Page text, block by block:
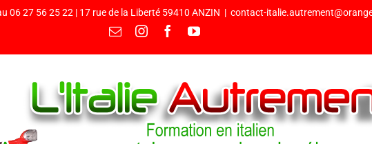
06 27 56 25 22 | 17 rue de la Liberté 59410 ANZIN | contact-
EmailInstagramFacebookYouTube